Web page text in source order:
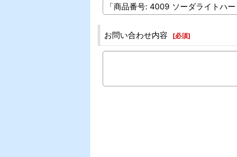
お問い合わせ内容 [必須]